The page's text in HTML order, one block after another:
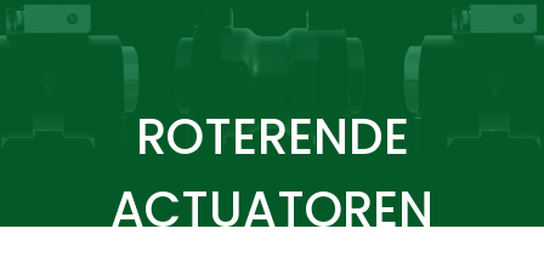
ROTERENDE
ACTUATOREN